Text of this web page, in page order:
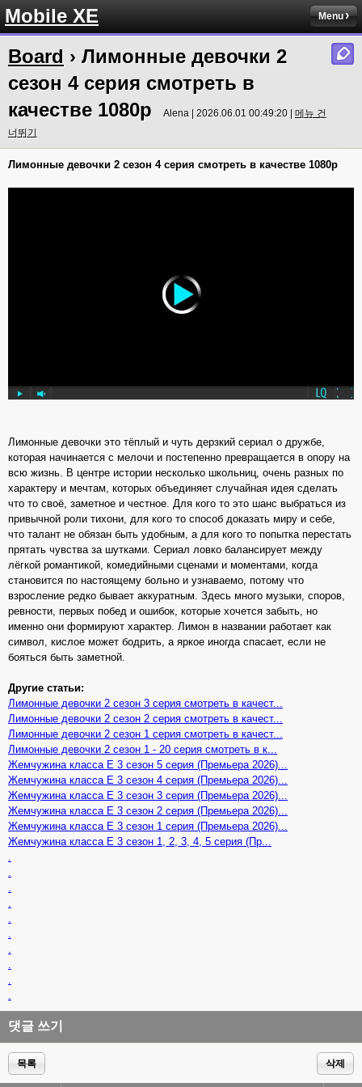
Mobile XE Menu
Board › Лимонные девочки 2
сезон 4 серия смотреть в
качестве 1080p
Alena | 2026.06.01 00:49:20 | 메뉴 건
너뛰기
Лимонные девочки 2 сезон 4 серия смотреть в качестве 1080p
Лимонные девочки это тёплый и чуть дерзкий сериал о дружбе,
которая начинается с мелочи и постепенно превращается в опору на
всю жизнь. В центре истории несколько школьниц, очень разных по
характеру и мечтам, которых объединяет случайная идея сделать
что то своё, заметное и честное. Для кого то это шанс выбраться из
привычной роли тихони, для кого то способ доказать миру и себе,
что талант не обязан быть удобным, а для кого то попытка перестать
прятать чувства за шутками. Сериал ловко балансирует между
лёгкой романтикой, комедийными сценами и моментами, когда
становится по настоящему больно и узнаваемо, потому что
взросление редко бывает аккуратным. Здесь много музыки, споров,
ревности, первых побед и ошибок, которые хочется забыть, но
именно они формируют характер. Лимон в названии работает как
символ, кислое может бодрить, а яркое иногда спасает, если не
бояться быть заметной.
Другие статьи:
Лимонные девочки 2 сезон 3 серия смотреть в качест...
Лимонные девочки 2 сезон 2 серия смотреть в качест...
Лимонные девочки 2 сезон 1 серия смотреть в качест...
Лимонные девочки 2 сезон 1 - 20 серия смотреть в к...
Жемчужина класса Е 3 сезон 5 серия (Премьера 2026)...
Жемчужина класса Е 3 сезон 4 серия (Премьера 2026)...
Жемчужина класса Е 3 сезон 3 серия (Премьера 2026)...
Жемчужина класса Е 3 сезон 2 серия (Премьера 2026)...
Жемчужина класса Е 3 сезон 1 серия (Премьера 2026)...
Жемчужина класса Е 3 сезон 1, 2, 3, 4, 5 серия (Пр...
댓글 쓰기
목록 삭제